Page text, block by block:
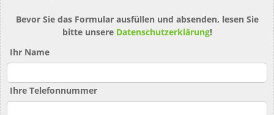
Bevor Sie das Formular ausfüllen und absenden, lesen Sie
bitte unsere Datenschutzerklärung!
Ihr Name
Ihre Telefonnummer